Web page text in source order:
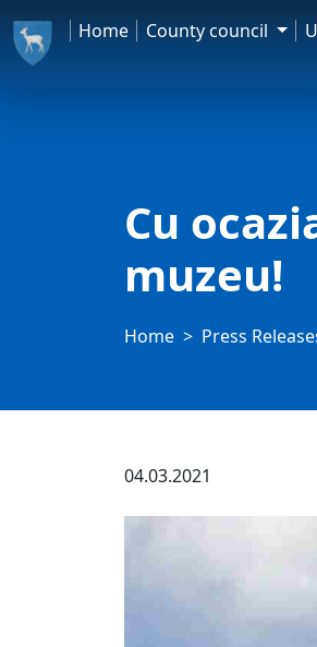
Home County council
Cu
muzeu!
Home Press
04.03.2021